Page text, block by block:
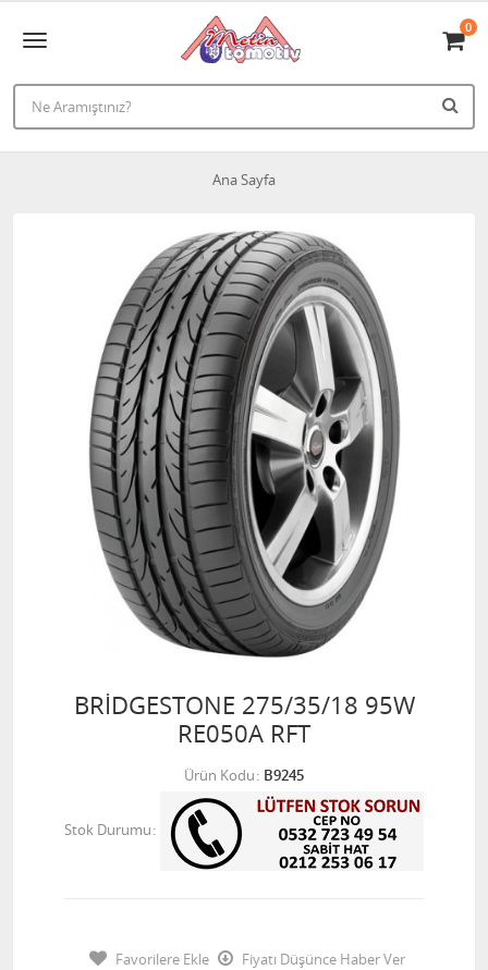
0
Ana Sayfa
BRİDGESTONE 275/35/18 95W
RE050A RFT
Ürün Kodu B9245
Stok Durumu
Favorilere Ekle
Fiyatı Düşünce Haber Ver